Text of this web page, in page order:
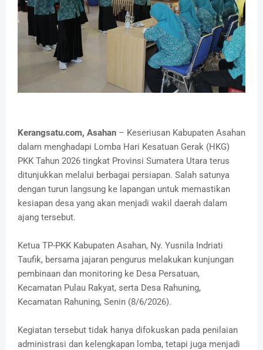
Kerangsatu.com, Asahan – Keseriusan Kabupaten Asahan
dalam menghadapi Lomba Hari Kesatuan Gerak (HKG)
PKK Tahun 2026 tingkat Provinsi Sumatera Utara terus
ditunjukkan melalui berbagai persiapan. Salah satunya
dengan turun langsung ke lapangan untuk memastikan
kesiapan desa yang akan menjadi wakil daerah dalam
ajang tersebut.
Ketua TP-PKK Kabupaten Asahan, Ny. Yusnila Indriati
Taufik, bersama jajaran pengurus melakukan kunjungan
pembinaan dan monitoring ke Desa Persatuan,
Kecamatan Pulau Rakyat, serta Desa Rahuning,
Kecamatan Rahuning, Senin (8/6/2026).
Kegiatan tersebut tidak hanya difokuskan pada penilaian
administrasi dan kelengkapan lomba, tetapi juga menjadi